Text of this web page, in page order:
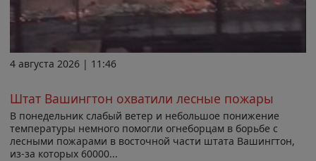
4 августа 2026 | 11:46
Штат Вашингтон охватили лесные пожары
В понедельник слабый ветер и небольшое понижение
температуры немного помогли огнеборцам в борьбе с
лесными пожарами в восточной части штата Вашингтон,
из-за которых 60000...